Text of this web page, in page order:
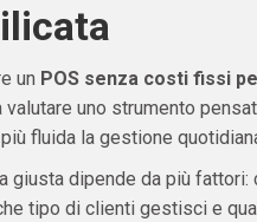
un POS senza costi fissi
valutare uno strumento
fluida la gestione
giusta dipende da più
tipo di clienti gestisci e